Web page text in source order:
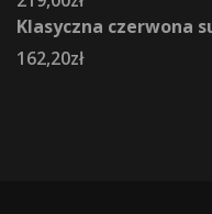
Klasyczna czerwona
162,20zł